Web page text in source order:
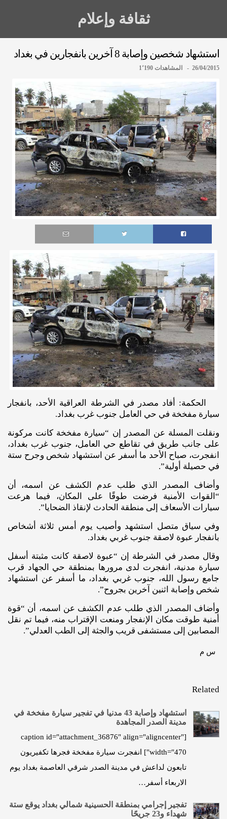
ثقافة وإعلام
استشهاد شخصين وإصابة 8 آخرين بانفجارين في بغداد
26/04/2015 - المشاهدات 1٬190
الحكمة: أفاد مصدر في الشرطة العراقية الأحد، بانفجار
سيارة مفخخة في حي العامل جنوب غرب بغداد.
ونقلت المسلة عن المصدر إن “سيارة مفخخة كانت مركونة
على جانب طريق في تقاطع حي العامل، جنوب غرب بغداد،
انفجرت، صباح الأحد ما أسفر عن استشهاد شخص وجرح ستة
في حصيلة أولية”.
وأضاف المصدر الذي طلب عدم الكشف عن اسمه، أن
“القوات الأمنية فرضت طوقًا على المكان، فيما هرعت
سيارات الأسعاف إلى منطقة الحادث لإنقاذ الضحايا”.
وفي سياق متصل استشهد وأصيب يوم أمس ثلاثة أشخاص
بانفجار عبوة لاصقة جنوب غربي بغداد.
وقال مصدر في الشرطة إن “عبوة لاصقة كانت مثبتة أسفل
سيارة مدنية، انفجرت لدى مرورها بمنطقة حي الجهاد قرب
جامع رسول الله، جنوب غربي بغداد، ما أسفر عن استشهاد
شخص وإصابة اثنين آخرين بجروح”.
وأضاف المصدر الذي طلب عدم الكشف عن اسمه، أن “قوة
أمنية طوقت مكان الإنفجار ومنعت الإقتراب منه، فيما تم نقل
المصابين إلى مستشفى قريب والجثة إلى الطب العدلي”.
س م
Related
استشهاد وإصابة 43 مدنيا في تفجير سيارة مفخخة في
مدينة الصدر المجاهدة
[caption id="attachment_36876" align="aligncenter"
width="470"] انفجرت سيارة مفخخة فجرها تكفيريون
تابعون لداعش في مدينة الصدر شرقي العاصمة بغداد يوم
الاربعاء أسفر…
تفجير إجرامي بمنطقة الحسينية شمالي بغداد يوقع ستة
شهداء و23 جريحًا